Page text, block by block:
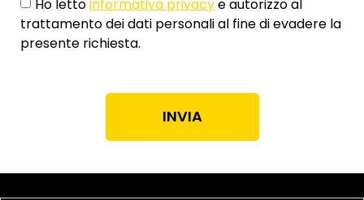
Ho lettoinformativa privacye autorizzo al
trattamento dei dati personali al fine di evadere la
presente richiesta.
INVIA